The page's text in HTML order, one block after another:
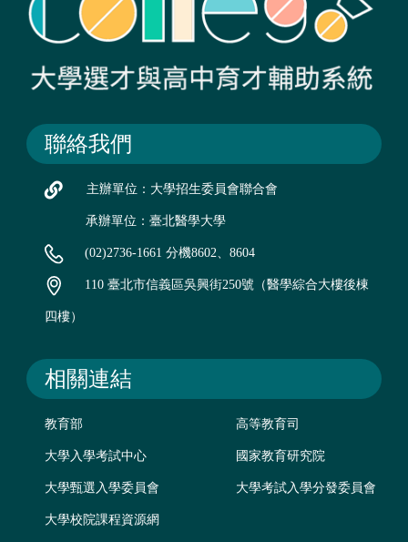
聯絡我們
主辦單位：大學招生委員會聯合會
承辦單位：臺北醫學大學
(02)2736-1661 分機8602、8604
110 臺北市信義區吳興街250號（醫學綜合大樓後棟
四樓）
相關連結
教育部 高等教育司
大學入學考試中心 國家教育研究院
大學甄選入學委員會 大學考試入學分發委員會
大學校院課程資源網